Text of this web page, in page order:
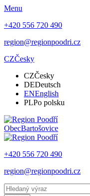
Menu
+420 556 720 490
region@regionpoodri.cz
CZČesky
CZČesky
DEDeutsch
ENEnglish
PLPo polsku
ObecBartošovice
+420 556 720 490
region@regionpoodri.cz